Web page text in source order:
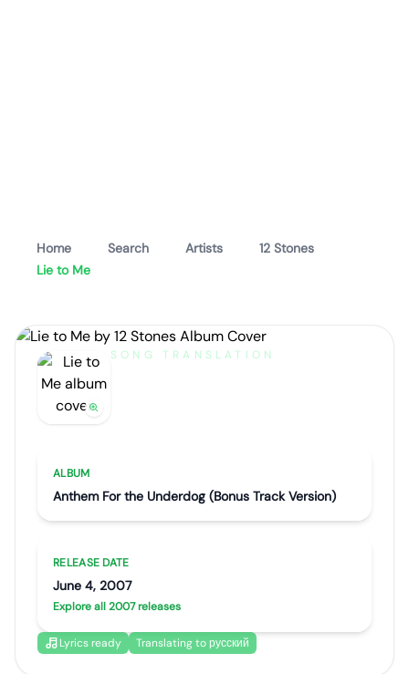
Home Search Artists
12 Stones
Lie to Me
SONG TRANSLATION
ALBUM
Anthem For the Underdog (Bonus Track Version)
RELEASE DATE
June 4, 2007
Explore all 2007 releases
Lyrics ready Translating to русский